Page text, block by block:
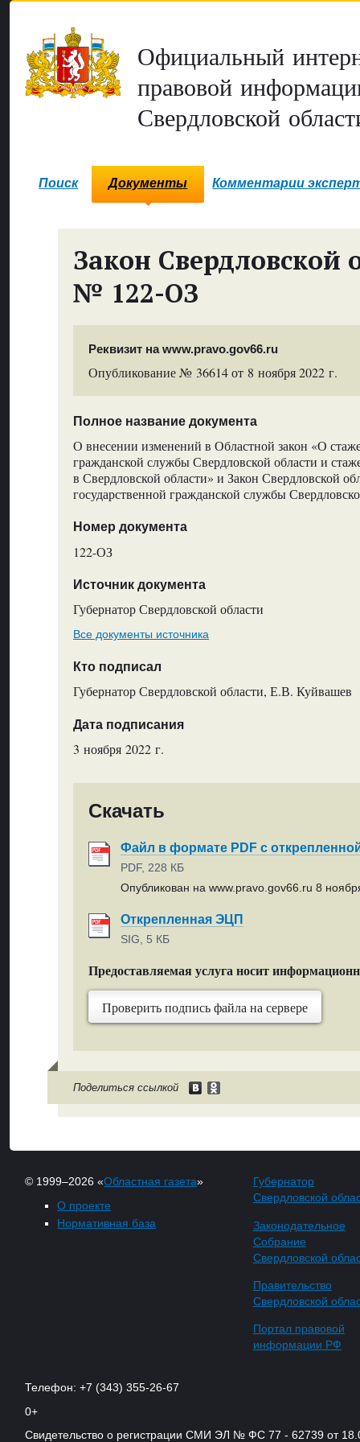
Официальный
правовой
Свердловской
Поиск Документы Комментарии
Закон Свердловской
№ 122-ОЗ
Реквизит на www.pravo.gov66.ru
Опубликование № 36614 от 8 ноября 2022 г.
Полное название документа
О внесении изменений в Областной закон «О
гражданской службы Свердловской области и
в Свердловской области» и Закон Свердловской
государственной гражданской службы
Номер документа
122-ОЗ
Источник документа
Губернатор Свердловской области
Все документы источника
Кто подписал
Губернатор Свердловской области, Е.В. Куйвашев
Дата подписания
3 ноября 2022 г.
Скачать
Файл в формате PDF с
PDF, 228 КБ
Опубликован на www.pravo.gov66.ru 8
Открепленная ЭЦП
SIG, 5 КБ
Предоставляемая услуга носит
Проверить подпись файла на сервере
Поделиться ссылкой
© 1999–2026 «Областная газета»
О проекте
Нормативная база
Губернатор
Свердловской
Законодательное
Собрание
Свердловской
Правительство
Свердловской
Портал правовой
информации РФ
Телефон: +7 (343) 355-26-67
0+
Свидетельство о регистрации СМИ ЭЛ № ФС 77 - 62739 от